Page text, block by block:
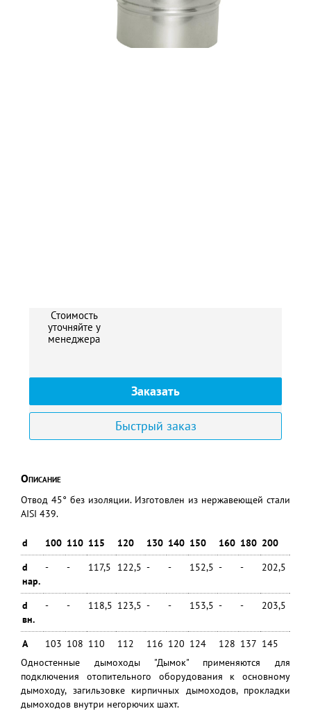
Стоимость
уточняйте у
менеджера
Заказать
Быстрый заказ
Описание
Отвод 45° без изоляции. Изготовлен из нержавеющей стали
AISI 439.
d 100 110 115 120 130 140 150 160 180 200
d
нар.
- - 117,5 122,5 - - 152,5 - - 202,5
d
вн.
- - 118,5 123,5 - - 153,5 - - 203,5
A 103 108 110 112 116 120 124 128 137 145
Одностенные дымоходы "Дымок" применяются для
подключения отопительного оборудования к основному
дымоходу, загильзовке кирпичных дымоходов, прокладки
дымоходов внутри негорючих шахт.